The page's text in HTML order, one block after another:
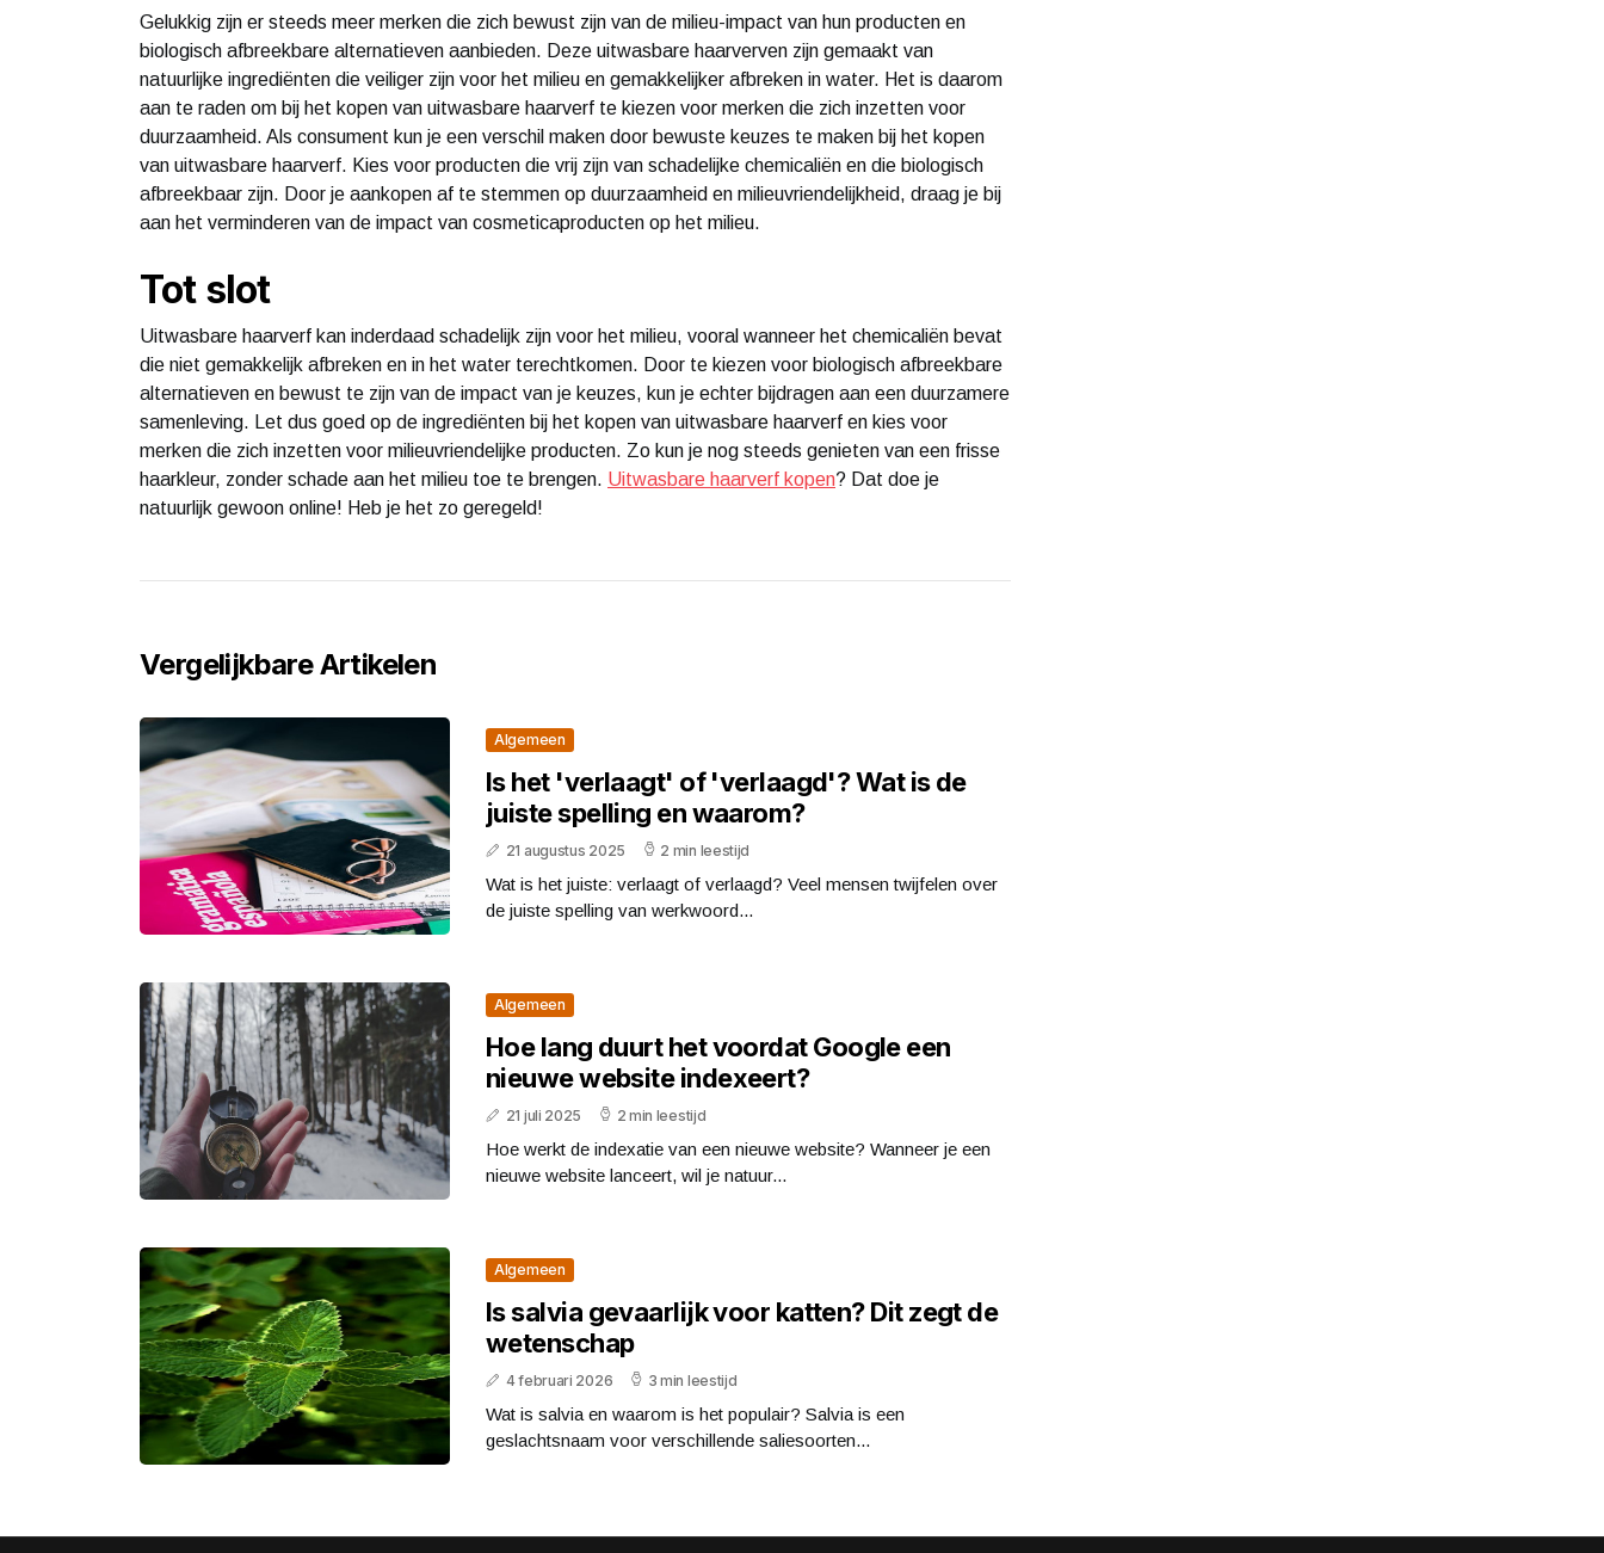
Gelukkig zijn er steeds meer merken die zich bewust zijn van de milieu-impact van hun producten en
biologisch afbreekbare alternatieven aanbieden. Deze uitwasbare haarverven zijn gemaakt van
natuurlijke ingrediënten die veiliger zijn voor het milieu en gemakkelijker afbreken in water. Het is daarom
aan te raden om bij het kopen van uitwasbare haarverf te kiezen voor merken die zich inzetten voor
duurzaamheid. Als consument kun je een verschil maken door bewuste keuzes te maken bij het kopen
van uitwasbare haarverf. Kies voor producten die vrij zijn van schadelijke chemicaliën en die biologisch
afbreekbaar zijn. Door je aankopen af te stemmen op duurzaamheid en milieuvriendelijkheid, draag je bij
aan het verminderen van de impact van cosmeticaproducten op het milieu.
Tot slot
Uitwasbare haarverf kan inderdaad schadelijk zijn voor het milieu, vooral wanneer het chemicaliën bevat
die niet gemakkelijk afbreken en in het water terechtkomen. Door te kiezen voor biologisch afbreekbare
alternatieven en bewust te zijn van de impact van je keuzes, kun je echter bijdragen aan een duurzamere
samenleving. Let dus goed op de ingrediënten bij het kopen van uitwasbare haarverf en kies voor
merken die zich inzetten voor milieuvriendelijke producten. Zo kun je nog steeds genieten van een frisse
haarkleur, zonder schade aan het milieu toe te brengen. Uitwasbare haarverf kopen? Dat doe je
natuurlijk gewoon online! Heb je het zo geregeld!
Vergelijkbare Artikelen
Algemeen
Is het 'verlaagt' of 'verlaagd'? Wat is de
juiste spelling en waarom?
21 augustus 2025 2 min leestijd
Wat is het juiste: verlaagt of verlaagd? Veel mensen twijfelen over
de juiste spelling van werkwoord...
Algemeen
Hoe lang duurt het voordat Google een
nieuwe website indexeert?
21 juli 2025 2 min leestijd
Hoe werkt de indexatie van een nieuwe website? Wanneer je een
nieuwe website lanceert, wil je natuur...
Algemeen
Is salvia gevaarlijk voor katten? Dit zegt de
wetenschap
4 februari 2026 3 min leestijd
Wat is salvia en waarom is het populair? Salvia is een
geslachtsnaam voor verschillende saliesoorten...